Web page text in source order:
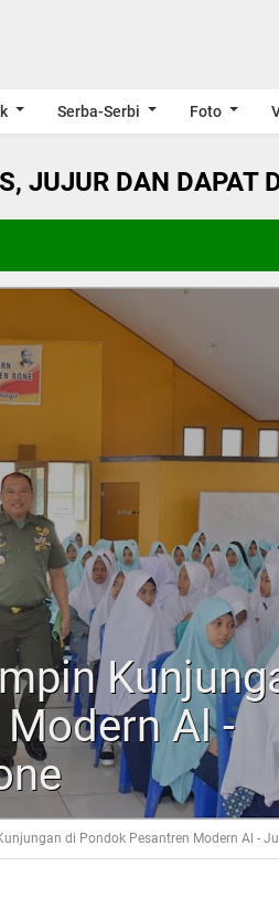
Serba-Serbi Foto
JUJUR DAN DAPAT
Al -
di Pondok Pesantren Modern Al -